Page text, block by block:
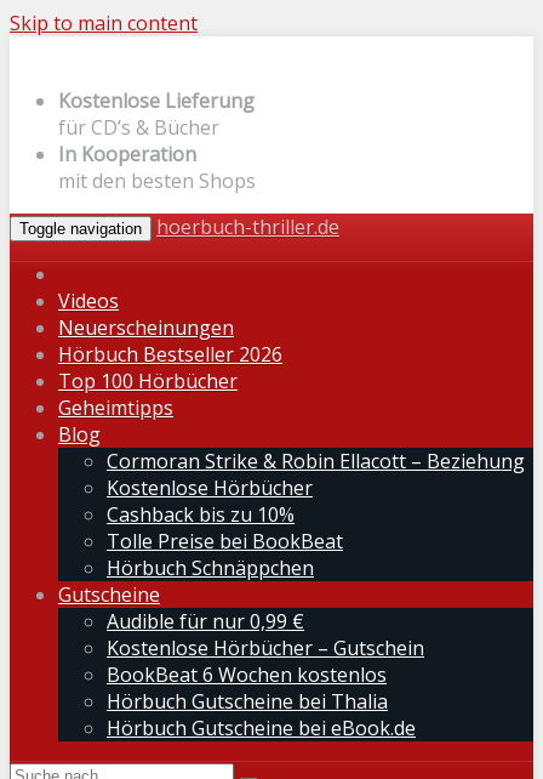
Skip to main content
Kostenlose Lieferung
für CD’s & Bücher
In Kooperation
mit den besten Shops
Toggle navigation hoerbuch-thriller.de
Videos
Neuerscheinungen
Hörbuch Bestseller 2026
Top 100 Hörbücher
Geheimtipps
Blog
Cormoran Strike & Robin Ellacott – Beziehung
Kostenlose Hörbücher
Cashback bis zu 10%
Tolle Preise bei BookBeat
Hörbuch Schnäppchen
Gutscheine
Audible für nur 0,99 €
Kostenlose Hörbücher – Gutschein
BookBeat 6 Wochen kostenlos
Hörbuch Gutscheine bei Thalia
Hörbuch Gutscheine bei eBook.de